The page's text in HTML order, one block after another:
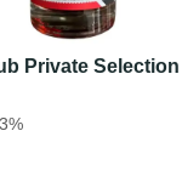
Private Selection